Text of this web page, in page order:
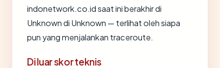
indonetwork.co.id saat ini berakhir di
Unknown di Unknown — terlihat oleh siapa
pun yang menjalankan traceroute.
Di luar skor teknis